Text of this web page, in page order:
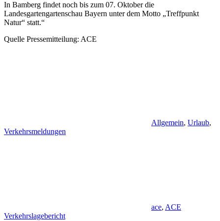
In Bamberg findet noch bis zum 07. Oktober die
Landesgartengartenschau Bayern unter dem Motto „Treffpunkt
Natur“ statt.“
Quelle Pressemitteilung: ACE
Allgemein, Urlaub,
Verkehrsmeldungen
ace, ACE
Verkehrslagebericht